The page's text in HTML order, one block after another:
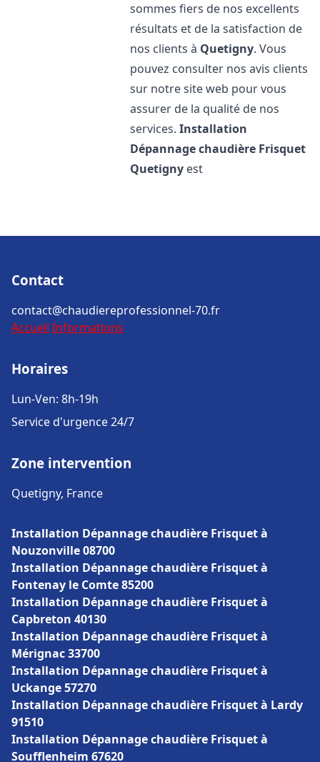
sommes fiers de nos excellents
résultats et de la satisfaction de
nos clients à Quetigny. Vous
pouvez consulter nos avis clients
sur notre site web pour vous
assurer de la qualité de nos
services.Installation
Dépannage chaudière Frisquet
Quetigny est
Contact
contact@chaudiereprofessionnel-70.fr
Accueil Informations
Horaires
Lun-Ven: 8h-19h
Service d'urgence 24/7
Zone intervention
Quetigny, France
Installation Dépannage chaudière Frisquet à
Nouzonville 08700
Installation Dépannage chaudière Frisquet à
Fontenay le Comte 85200
Installation Dépannage chaudière Frisquet à
Capbreton 40130
Installation Dépannage chaudière Frisquet à
Mérignac 33700
Installation Dépannage chaudière Frisquet à
Uckange 57270
Installation Dépannage chaudière Frisquet à Lardy
91510
Installation Dépannage chaudière Frisquet à
Soufflenheim 67620